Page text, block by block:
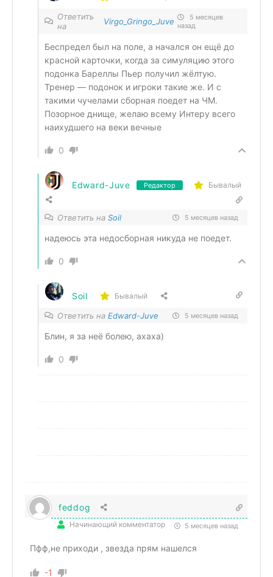
Ответить
на
Virgo_Gringo_Juve
5 месяцев
назад
Беспредел был на поле, а начался он ещё до
красной карточки, когда за симуляцию этого
подонка Бареллы Пьер получил жёлтую.
Тренер — подонок и игроки такие же. И с
такими чучелами сборная поедет на ЧМ.
Позорное днище, желаю всему Интеру всего
наихудшего на веки вечные
0
Edward-Juve Редактор Бывалый
Ответить на Soil 5 месяцев назад
надеюсь эта недосборная никуда не поедет.
0
Soil Бывалый
Ответить на Edward-Juve 5 месяцев назад
Блин, я за неё болею, ахаха)
0
feddog
Начинающий комментатор 5 месяцев назад
Пфф,не приходи , звезда прям нашелся
-1